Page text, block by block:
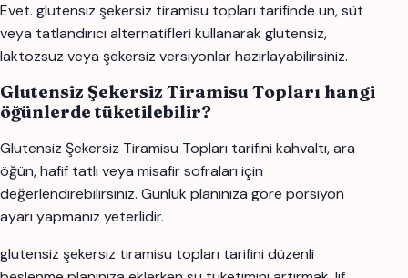
Evet. glutensiz şekersiz tiramisu topları tarifinde un, süt
veya tatlandırıcı alternatifleri kullanarak glutensiz,
laktozsuz veya şekersiz versiyonlar hazırlayabilirsiniz.
Glutensiz Şekersiz Tiramisu Topları hangi
öğünlerde tüketilebilir?
Glutensiz Şekersiz Tiramisu Topları tarifini kahvaltı, ara
öğün, hafif tatlı veya misafir sofraları için
değerlendirebilirsiniz. Günlük planınıza göre porsiyon
ayarı yapmanız yeterlidir.
glutensiz şekersiz tiramisu topları tarifini düzenli